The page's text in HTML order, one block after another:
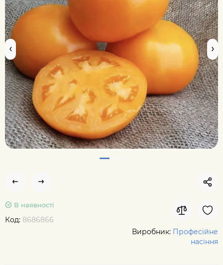
В наявності
Код: 8686866
Виробник: Професійне
насіння